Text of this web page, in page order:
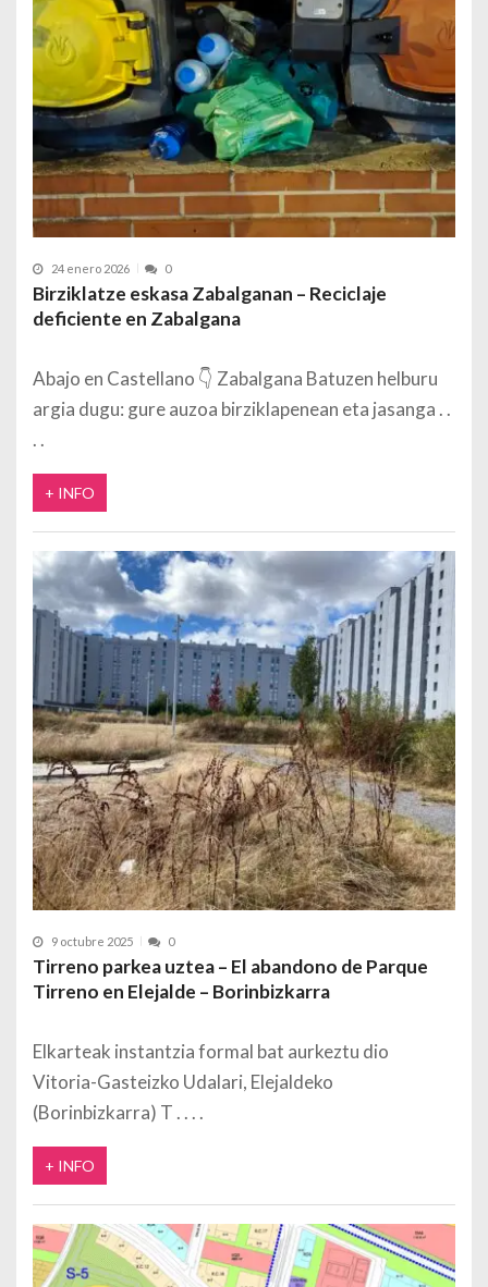
24 enero 2026 0
Birziklatze eskasa Zabalganan – Reciclaje
deficiente en Zabalgana
Abajo en Castellano 👇 Zabalgana Batuzen helburu
argia dugu: gure auzoa birziklapenean eta jasanga
+ INFO
9 octubre 2025 0
Tirreno parkea uztea – El abandono de Parque
Tirreno en Elejalde – Borinbizkarra
Elkarteak instantzia formal bat aurkeztu dio
Vitoria-Gasteizko Udalari, Elejaldeko
(Borinbizkarra) T
+ INFO